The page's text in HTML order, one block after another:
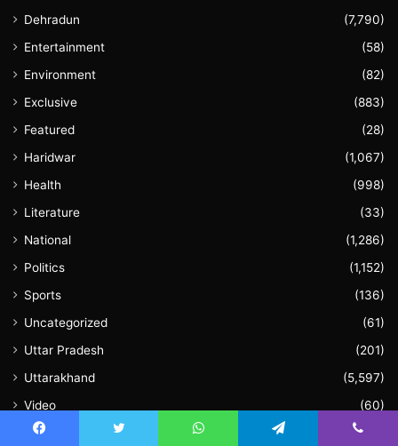
Dehradun
(7,790)
Entertainment
(58)
Environment
(82)
Exclusive
(883)
Featured
(28)
Haridwar
(1,067)
Health
(998)
Literature
(33)
National
(1,286)
Politics
(1,152)
Sports
(136)
Uncategorized
(61)
Uttar Pradesh
(201)
Uttarakhand
(5,597)
Video
(60)
World
(117)